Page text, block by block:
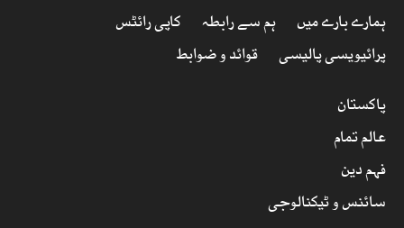
ہمارے بارے میں ہم سے رابطہ
کاپی رائٹس
پرائیویسی پالیسی
قوائد و ضوابط
پاکستان
عالم تمام
فہم دین
سائنس و ٹیکنالوجی